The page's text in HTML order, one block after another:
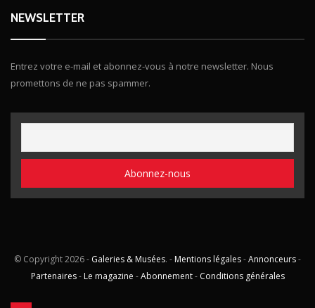
NEWSLETTER
Entrez votre e-mail et abonnez-vous à notre newsletter. Nous
promettons de ne pas spammer.
© Copyright2026 - Galeries & Musées. - Mentions légales-Annonceurs-
Partenaires- Le magazine -Abonnement- Conditions générales